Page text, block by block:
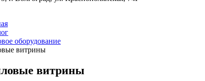
оборудование
витрины
витрины